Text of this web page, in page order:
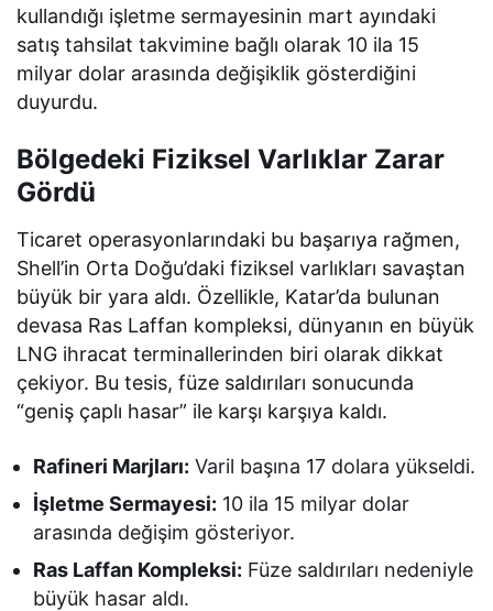
kullandığı işletme sermayesinin mart ayındaki
satış tahsilat takvimine bağlı olarak 10 ila 15
milyar dolar arasında değişiklik gösterdiğini
duyurdu.
Bölgedeki Fiziksel Varlıklar Zarar
Gördü
Ticaret operasyonlarındaki bu başarıya rağmen,
Shell’in Orta Doğu’daki fiziksel varlıkları savaştan
büyük bir yara aldı. Özellikle, Katar’da bulunan
devasa Ras Laffan kompleksi, dünyanın en büyük
LNG ihracat terminallerinden biri olarak dikkat
çekiyor. Bu tesis, füze saldırıları sonucunda
“geniş çaplı hasar” ile karşı karşıya kaldı.
Rafineri Marjları: Varil başına 17 dolara yükseldi.
İşletme Sermayesi: 10 ila 15 milyar dolar
arasında değişim gösteriyor.
Ras Laffan Kompleksi: Füze saldırıları nedeniyle
büyük hasar aldı.